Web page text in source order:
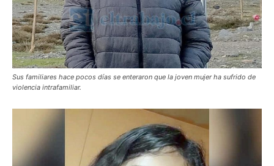
Sus familiares hace pocos días se enteraron que la joven mujer ha sufrido de
violencia intrafamiliar.